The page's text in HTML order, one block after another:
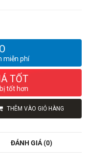
miễn phí
TỐT
tốt hơn
THÊM VÀO GIỎ HÀNG
ĐÁNH GIÁ (0)